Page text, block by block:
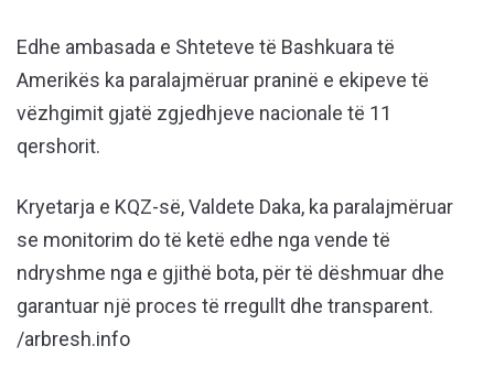
Edhe ambasada e Shteteve të Bashkuara të
Amerikës ka paralajmëruar praninë e ekipeve të
vëzhgimit gjatë zgjedhjeve nacionale të 11
qershorit.
Kryetarja e KQZ-së, Valdete Daka, ka paralajmëruar
se monitorim do të ketë edhe nga vende të
ndryshme nga e gjithë bota, për të dëshmuar dhe
garantuar një proces të rregullt dhe transparent.
/arbresh.info